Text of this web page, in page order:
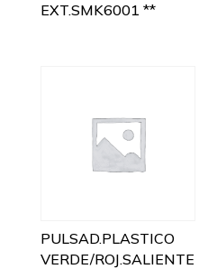
EXT.SMK6001 **
PULSAD.PLASTICO
VERDE/ROJ.SALIENTE